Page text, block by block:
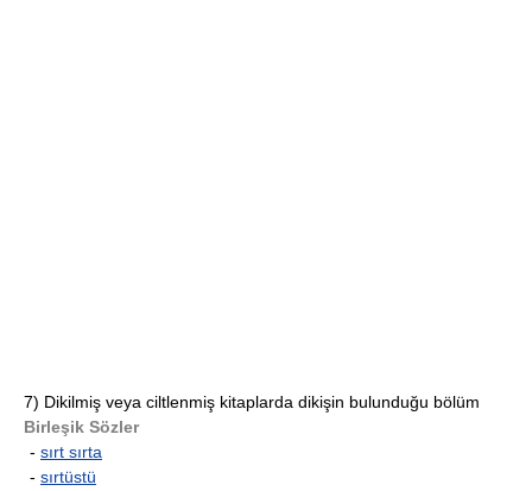
7) Dikilmiş veya ciltlenmiş kitaplarda dikişin bulunduğu bölüm
Birleşik Sözler
- sırt sırta
- sırtüstü